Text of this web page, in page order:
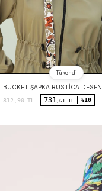
Tükendi
BUCKET ŞAPKA RUSTICA DESEN
812,90 TL 731 ,61 TL %10